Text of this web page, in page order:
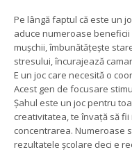
Pe lângă faptul că este un
aduce numeroase
mușchii, îmbunătățește
stresului, încurajează
E un joc care necesită o
Acest gen de focusare
Șahul este un joc pentru
creativitatea, te învață să
concentrarea. Numeroase
rezultatele școlare deci e